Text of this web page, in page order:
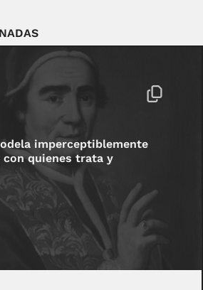
imperceptiblemente
con quienes trata y